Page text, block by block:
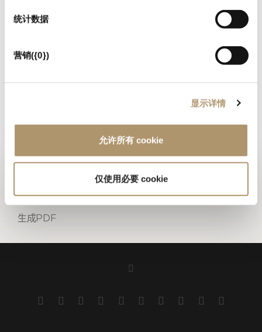
统计数据
营销({0})
显示详情
允许所有 cookie
仅使用必要 cookie
外线的功能。依样本挑选面饰。主结构：采用经过防护浸渍和水性
完成最终处理。
照片集锦
生成PDF